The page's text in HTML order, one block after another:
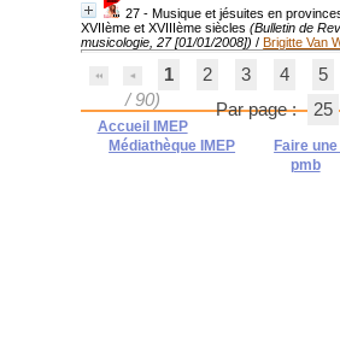
27 - Musique et jésuites en
XVIIème et XVIIIème siècles (Bulletin de
musicologie, 27 [01/01/2008]) /Brigitte Van
1 2 3 4 5
/ 90)
Par page : 25
Accueil IMEP
Médiathèque IMEP
Faire
pmb